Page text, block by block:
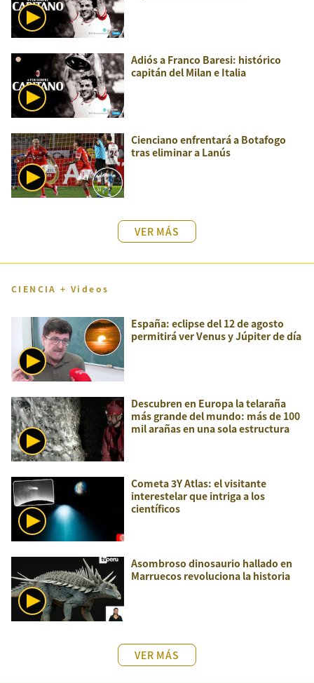
Adiós a Franco Baresi: histórico
capitán del Milan e Italia
Cienciano enfrentará a Botafogo
tras eliminar a Lanús
VER MÁS
CIENCIA + Videos
España: eclipse del 12 de agosto
permitirá ver Venus y Júpiter de día
Descubren en Europa la telaraña
más grande del mundo: más de 100
mil arañas en una sola estructura
Cometa 3Y Atlas: el visitante
interestelar que intriga a los
científicos
Asombroso dinosaurio hallado en
Marruecos revoluciona la historia
VER MÁS